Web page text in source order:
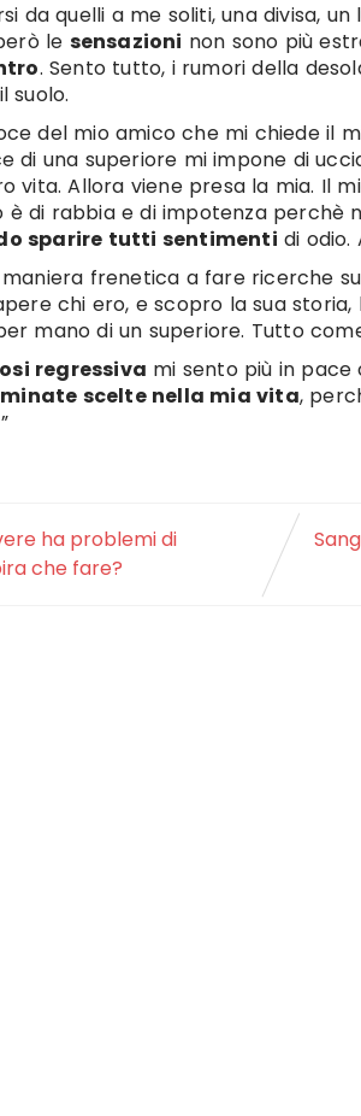
da quelli a me soliti, una divisa,
le sensazioni non sono più
. Sento tutto, i rumori della
suolo.
del mio amico che mi chiede il
di una superiore mi impone di
vita. Allora viene presa la mia. Il
è di rabbia e di impotenza perchè
sparire tutti sentimenti di odio.
frenetica a fare ricerche
chi ero, e scopro la sua
mano di un superiore. Tutto
regressiva mi sento più in pace
scelte nella mia vita,
ha problemi di
che fare?